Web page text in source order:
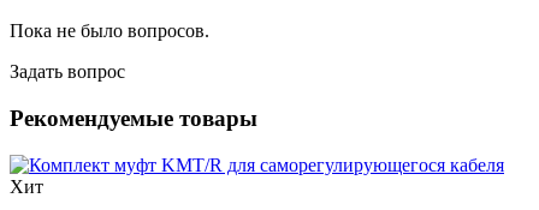
Пока не было вопросов.
Задать вопрос
Рекомендуемые товары
Хит